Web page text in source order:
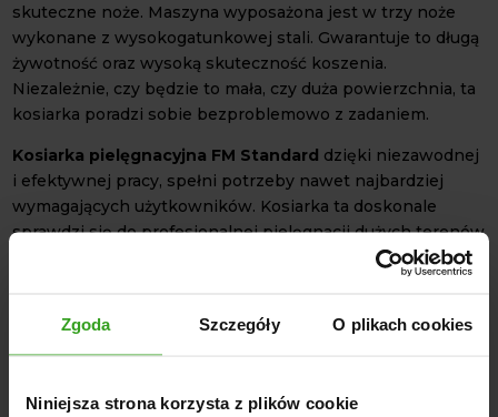
Zgoda Szczegóły O plikach cookies
Niniejsza strona korzysta z plików cookie
skuteczne noże. Maszyna wyposażona jest w trzy noże
wykonane z wysokogatunkowej stali. Gwarantuje to długą
żywotność oraz wysoką skuteczność koszenia.
Niezależnie, czy będzie to mała, czy duża powierzchnia, ta
kosiarka poradzi sobie bezproblemowo z zadaniem.
Kosiarka pielęgnacyjna FM Standard dzięki niezawodnej
i efektywnej pracy, spełni potrzeby nawet najbardziej
wymagających użytkowników. Kosiarka ta doskonale
sprawdzi się do profesjonalnej pielęgnacji dużych terenów
Parki miejskie;